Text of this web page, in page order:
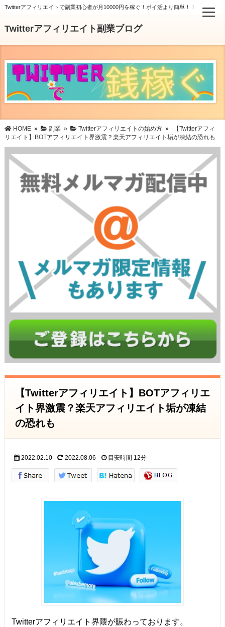
Twitterアフィリエイトで副業初心者が月10000円を稼ぐ！ポイ活より簡単！！
Twitterアフィリエイト副業ブログ
HOME» 副業» Twitterアフィリエイトの始め方»
【Twitterアフィ
リエイト】BOTアフィリエイト界激震？楽天アフィリエイト垢が凍結の恐れも
【Twitterアフィリエイト】BOTアフィリエ
イト界激震？楽天アフィリエイト垢が凍結
の恐れも
2022.02.10 2022.08.06 目安時間 12分
Twitterアフィリエイト界隈が賑わっております。